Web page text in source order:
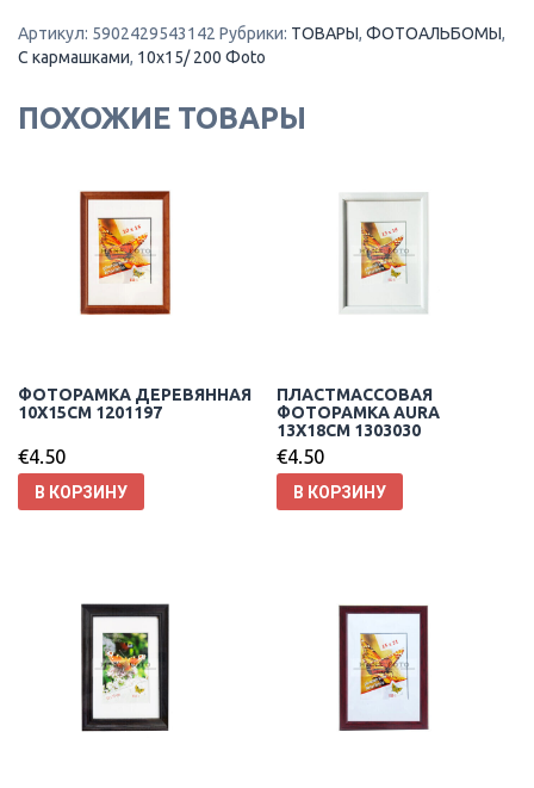
Артикул: 5902429543142 Рубрики: ТОВАРЫ, ФОТОАЛЬБОМЫ,
С кармашками, 10x15/ 200 Фoto
ПОХОЖИЕ ТОВАРЫ
ФОТОРАМКА ДЕРЕВЯННАЯ
10X15CM 1201197
€4.50
В КОРЗИНУ
ПЛАСТМАССОВАЯ
ФОТОРАМКА AURA
13X18CM 1303030
€4.50
В КОРЗИНУ